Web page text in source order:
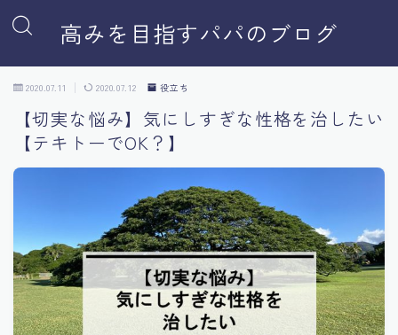
高みを目指すパパのブログ
2020.07.11 2020.07.12 役立ち
【切実な悩み】気にしすぎな性格を治したい
【テキトーでOK？】